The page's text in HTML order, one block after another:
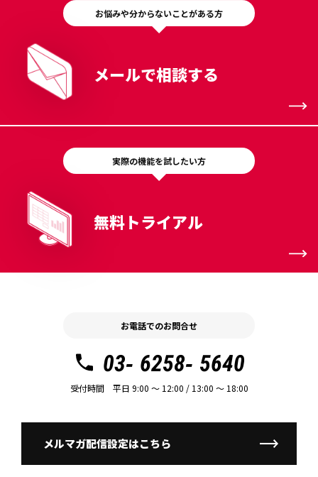
お悩みや分からないことがある方
メールで相談する
実際の機能を試したい方
無料トライアル
お電話でのお問合せ
03- 6258- 5640
受付時間 平日 9:00 〜 12:00 / 13:00 〜 18:00
メルマガ配信設定はこちら